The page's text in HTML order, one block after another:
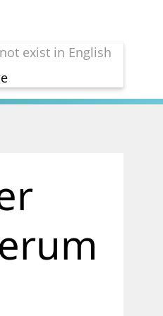
exist in English
(MiCA)